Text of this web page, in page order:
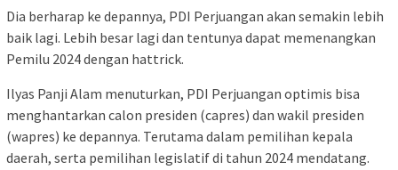
Dia berharap ke depannya, PDI Perjuangan akan semakin lebih
baik lagi. Lebih besar lagi dan tentunya dapat memenangkan
Pemilu 2024 dengan hattrick.
Ilyas Panji Alam menuturkan, PDI Perjuangan optimis bisa
menghantarkan calon presiden (capres) dan wakil presiden
(wapres) ke depannya. Terutama dalam pemilihan kepala
daerah, serta pemilihan legislatif di tahun 2024 mendatang.